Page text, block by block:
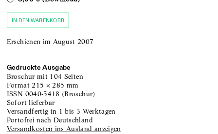
IN DEN WARENKORB
Erschienen im August 2007
Gedruckte Ausgabe
Broschur mit 104 Seiten
Format215 ×285 mm
ISSN 0040-5418 (Broschur)
sofort lieferbar
versandfertig in 1 bis 3 Werktagen
portofrei nach Deutschland
Versandkosten ins Ausland anzeigen